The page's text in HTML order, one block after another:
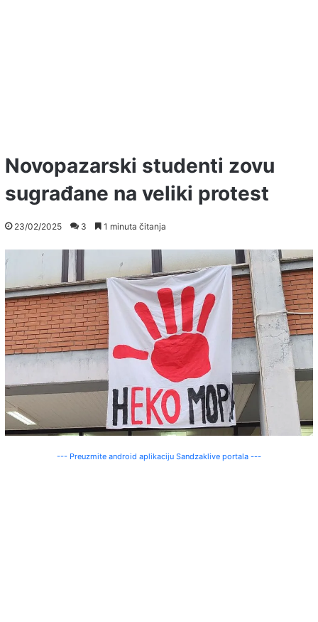
Novopazarski studenti zovu
sugrađane na veliki protest
23/02/2025 3 1 minuta čitanja
--- Preuzmite android aplikaciju Sandzaklive portala ---